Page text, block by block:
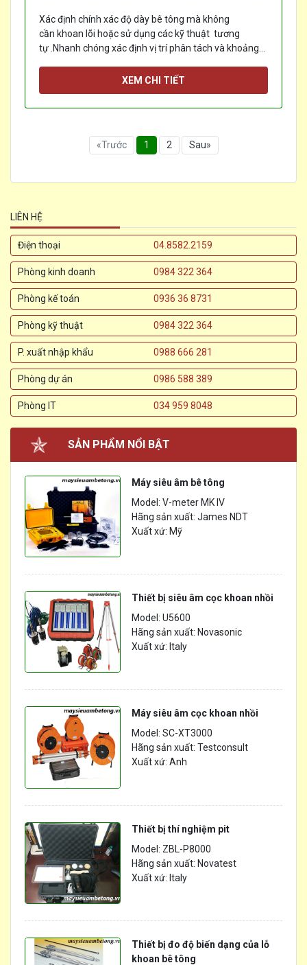
Xác định chính xác độ dày bê tông mà không
cần khoan lõi hoặc sử dụng các kỹ thuật tương
tự .Nhanh chóng xác định vị trí phân tách và khoảng
cận bị giới hạn ở một phíaXEM CHI TIẾT
«Trước 1 2 Sau»
LIÊN HỆ
Điện thoại 04.8582.2159
Phòng kinh doanh 0984 322 364
Phòng kế toán 0936 36 8731
Phòng kỹ thuật 0984 322 364
P. xuất nhập khẩu 0988 666 281
Phòng dự án 0986 588 389
Phòng IT 034 959 8048
SẢN PHẨM NỔI BẬT
Máy siêu âm bê tông
Model: V-meter MK IV
Hãng sản xuất: James NDT
Xuất xứ: Mỹ
Thiết bị siêu âm cọc khoan nhồi
Model: U5600
Hãng sản xuất: Novasonic
Xuất xứ: Italy
Máy siêu âm cọc khoan nhồi
Model: SC-XT3000
Hãng sản xuất: Testconsult
Xuất xứ: Anh
Thiết bị thí nghiệm pit
Model: ZBL-P8000
Hãng sản xuất: Novatest
Xuất xứ: Italy
Thiết bị đo độ biến dạng của lỗ
khoan bê tông